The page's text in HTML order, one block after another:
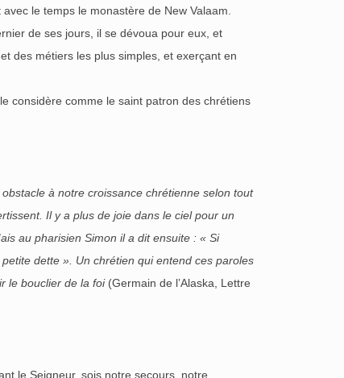
le temps le monastère de New Valaam.
de ses jours, il se dévoua pour eux, et
des métiers les plus simples, et exerçant en
considère comme le saint patron des chrétiens
à notre croissance chrétienne selon tout
Il y a plus de joie dans le ciel pour un
au pharisien Simon il a dit ensuite : « Si
dette ». Un chrétien qui entend ces paroles
le bouclier de la foi(Germain de l’Alaska, Lettre
le Seigneur, sois notre secours, notre